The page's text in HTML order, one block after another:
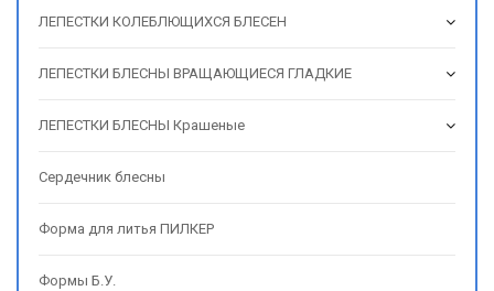
ЛЕПЕСТКИ КОЛЕБЛЮЩИХСЯ БЛЕСЕН
ЛЕПЕСТКИ БЛЕСНЫ ВРАЩАЮЩИЕСЯ ГЛАДКИЕ
ЛЕПЕСТКИ БЛЕСНЫ Крашеные
Сердечник блесны
Форма для литья ПИЛКЕР
Формы Б.У.